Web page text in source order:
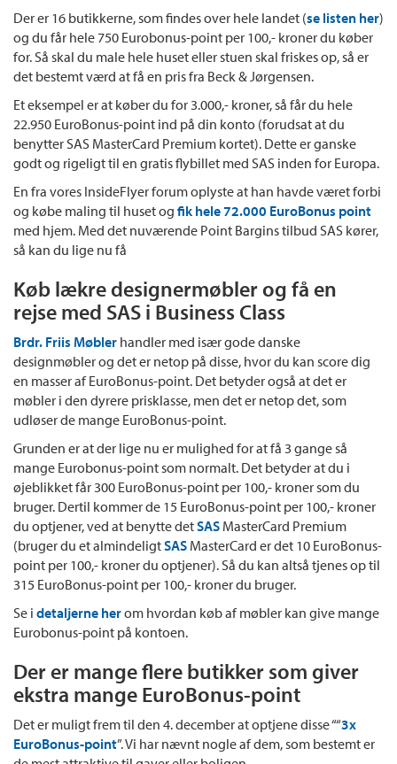
Der er 16 butikkerne, som findes over hele landet (se listen her)
og du får hele 750 Eurobonus-point per 100,- kroner du køber
for. Så skal du male hele huset eller stuen skal friskes op, så er
det bestemt værd at få en pris fra Beck & Jørgensen.
Et eksempel er at køber du for 3.000,- kroner, så får du hele
22.950 EuroBonus-point ind på din konto (forudsat at du
benytter SAS MasterCard Premium kortet). Dette er ganske
godt og rigeligt til en gratis flybillet med SAS inden for Europa.
En fra vores InsideFlyer forum oplyste at han havde været forbi
og købe maling til huset og fik hele 72.000 EuroBonus point
med hjem. Med det nuværende Point Bargins tilbud SAS kører,
så kan du lige nu få
Køb lækre designermøbler og få en
rejse med SAS i Business Class
Brdr. Friis Møbler handler med især gode danske
designmøbler og det er netop på disse, hvor du kan score dig
en masser af EuroBonus-point. Det betyder også at det er
møbler i den dyrere prisklasse, men det er netop det, som
udløser de mange EuroBonus-point.
Grunden er at der lige nu er mulighed for at få 3 gange så
mange Eurobonus-point som normalt. Det betyder at du i
øjeblikket får 300 EuroBonus-point per 100,- kroner som du
bruger. Dertil kommer de 15 EuroBonus-point per 100,- kroner
du optjener, ved at benytte detSAS MasterCard Premium
(bruger du et almindeligtSAS MasterCard er det 10 EuroBonus-
point per 100,- kroner du optjener). Så du kan altså tjenes op til
315 EuroBonus-point per 100,- kroner du bruger.
Se i detaljerne herom hvordan køb af møbler kan give mange
Eurobonus-point på kontoen.
Der er mange flere butikker som giver
ekstra mange EuroBonus-point
Det er muligt frem til den 4. december at optjene disse ““3x
EuroBonus-point”. Vi har nævnt nogle af dem, som bestemt er